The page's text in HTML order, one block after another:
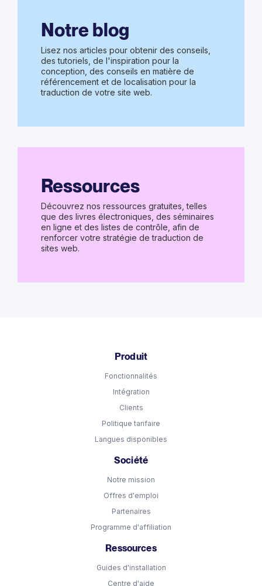
Notre blog
Lisez nos articles pour obtenir des conseils,
des tutoriels, de l'inspiration pour la
conception, des conseils en matière de
référencement et de localisation pour la
traduction de votre site web.
Ressources
Découvrez nos ressources gratuites, telles
que des livres électroniques, des séminaires
en ligne et des listes de contrôle, afin de
renforcer votre stratégie de traduction de
sites web.
Produit
Fonctionnalités
Intégration
Clients
Politique tarifaire
Langues disponibles
Société
Notre mission
Offres d'emploi
Partenaires
Programme d'affiliation
Ressources
Guides d'installation
Centre d'aide